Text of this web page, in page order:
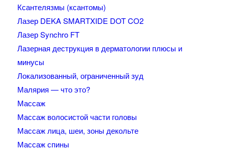
Ксантелязмы (ксантомы)
Лазер DEKA SMARTXIDE DOT CO2
Лазер Synchro FT
Лазерная деструкция в дерматологии плюсы и
минусы
Локализованный, ограниченный зуд
Малярия — что это?
Массаж
Массаж волосистой части головы
Массаж лица, шеи, зоны декольте
Массаж спины